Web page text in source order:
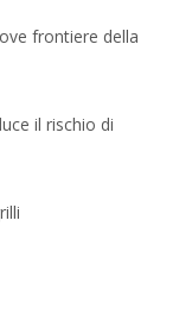
frontiere della
il rischio di